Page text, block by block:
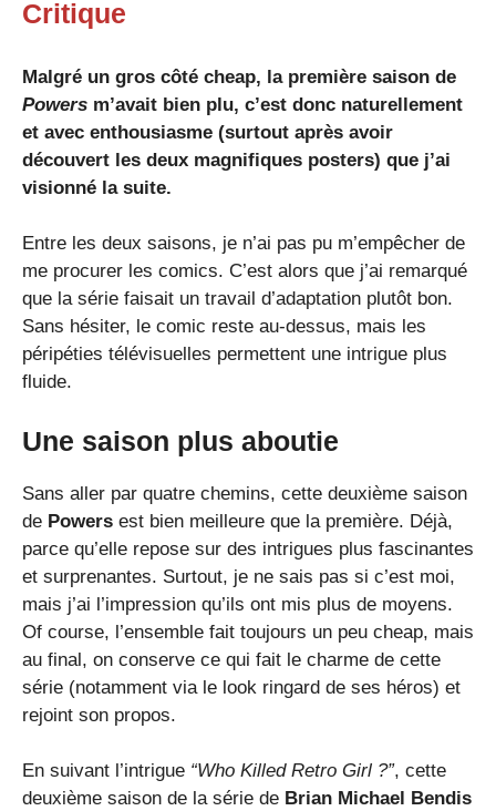
Critique
Malgré un gros côté cheap, la première saison de
Powers m’avait bien plu, c’est donc naturellement
et avec enthousiasme (surtout après avoir
découvert les deux magnifiques posters) que j’ai
visionné la suite.
Entre les deux saisons, je n’ai pas pu m’empêcher de
me procurer les comics. C’est alors que j’ai remarqué
que la série faisait un travail d’adaptation plutôt bon.
Sans hésiter, le comic reste au-dessus, mais les
péripéties télévisuelles permettent une intrigue plus
fluide.
Une saison plus aboutie
Sans aller par quatre chemins, cette deuxième saison
de Powers est bien meilleure que la première. Déjà,
parce qu’elle repose sur des intrigues plus fascinantes
et surprenantes. Surtout, je ne sais pas si c’est moi,
mais j’ai l’impression qu’ils ont mis plus de moyens.
Of course, l’ensemble fait toujours un peu cheap, mais
au final, on conserve ce qui fait le charme de cette
série (notamment via le look ringard de ses héros) et
rejoint son propos.
En suivant l’intrigue “Who Killed Retro Girl ?”, cette
deuxième saison de la série de Brian Michael Bendis